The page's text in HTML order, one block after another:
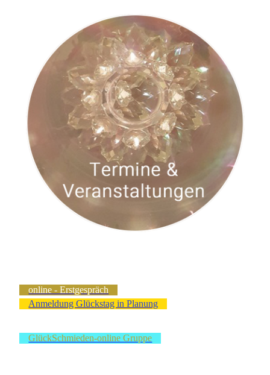
online - Erstgespräch
Anmeldung Glückstag in Planung
GlückSchmieden-online Gruppe